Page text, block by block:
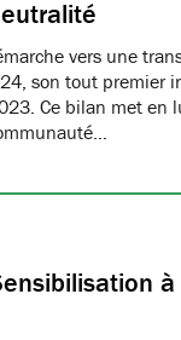
vers une
son tout premier
Ce bilan met en